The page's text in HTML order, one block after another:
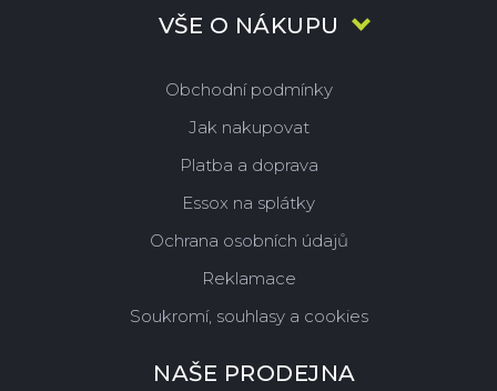
VŠE O NÁKUPU
Obchodní podmínky
Jak nakupovat
Platba a doprava
Essox na splátky
Ochrana osobních údajů
Reklamace
Soukromí, souhlasy a cookies
NAŠE PRODEJNA